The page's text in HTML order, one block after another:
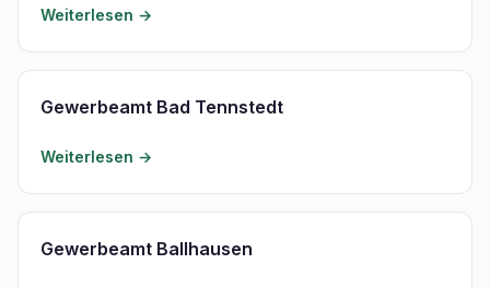
Weiterlesen →
Gewerbeamt Bad Tennstedt
Weiterlesen →
Gewerbeamt Ballhausen